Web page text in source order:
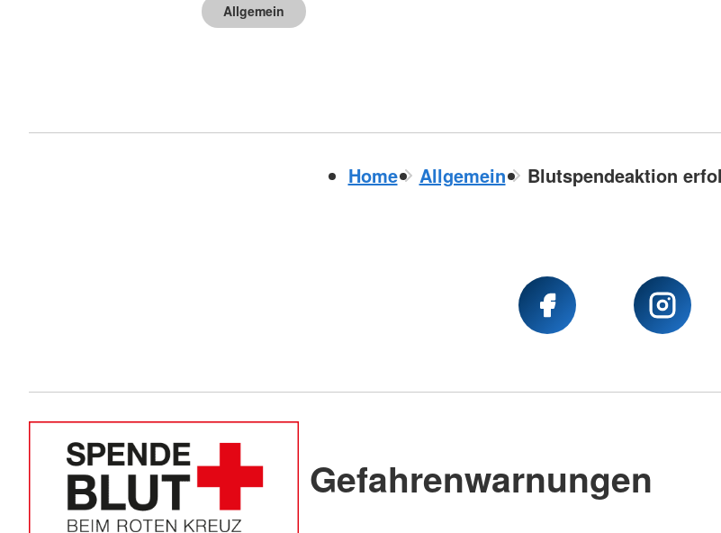
Allgemein
Home Allgemein Blutspendeaktion
Gefahrenwarnungen